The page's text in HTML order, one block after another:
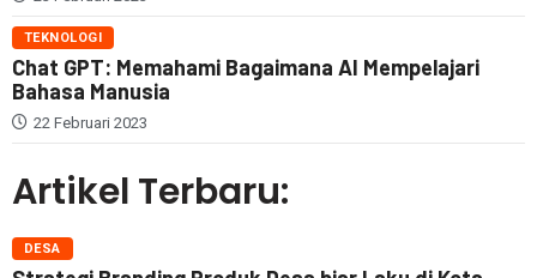
TEKNOLOGI
Chat GPT: Memahami Bagaimana AI Mempelajari
Bahasa Manusia
22 Februari 2023
Artikel Terbaru:
DESA